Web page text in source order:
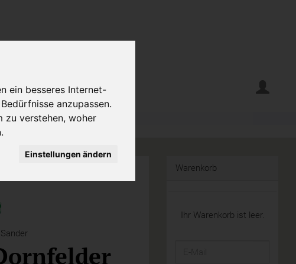
ein besseres Internet-
anzupassen.
zu verstehen, woher
Einstellungen ändern
Sander
Warenkorb
Ihr Warenkorb ist leer.